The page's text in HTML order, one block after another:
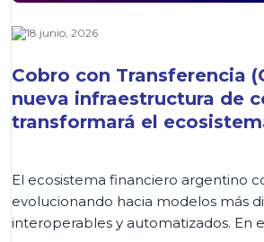
18 junio, 2026
Cobro con Transferencia
nueva infraestructura de
transformará el
El ecosistema financiero argentino
evolucionando hacia modelos más
interoperables y automatizados. En